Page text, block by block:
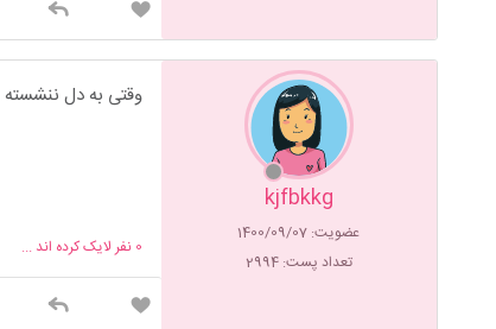
kjfbkkg
عضویت: 1400/09/07
تعداد پست: 2994
وقتی به دل ننشسته
0 نفر لایک کرده اند ...